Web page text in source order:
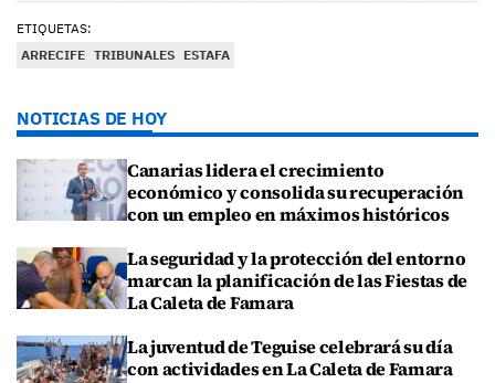
ETIQUETAS:
ARRECIFE TRIBUNALES ESTAFA
NOTICIAS DE HOY
Canarias lidera el crecimiento
económico y consolida su recuperación
con un empleo en máximos históricos
La seguridad y la protección del entorno
marcan la planificación de las Fiestas de
La Caleta de Famara
La juventud de Teguise celebrará su día
con actividades en La Caleta de Famara